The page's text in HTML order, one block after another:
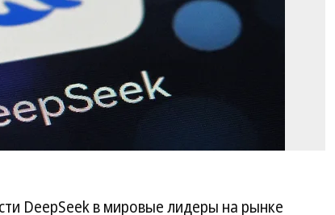
DeepSeek в мировые лидеры на рынке